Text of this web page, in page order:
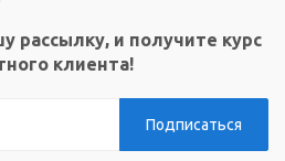
рассылку, и получите курс
клиента!